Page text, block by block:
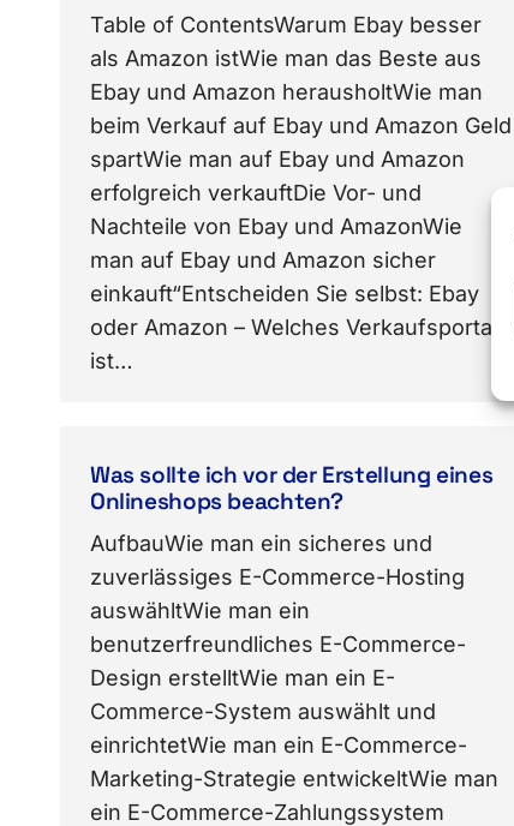
Table of ContentsWarum Ebay besser
als Amazon istWie man das Beste aus
Ebay und Amazon herausholtWie man
beim Verkauf auf Ebay und Amazon Geld
spartWie man auf Ebay und Amazon
erfolgreich verkauftDie Vor- und
Nachteile von Ebay und AmazonWie
man auf Ebay und Amazon sicher
einkauft“Entscheiden Sie selbst: Ebay
oder Amazon – Welches Verkaufsportal
ist…
Was sollte ich vor der Erstellung eines
Onlineshops beachten?
AufbauWie man ein sicheres und
zuverlässiges E-Commerce-Hosting
auswähltWie man ein
benutzerfreundliches E-Commerce-
Design erstelltWie man ein E-
Commerce-System auswählt und
einrichtetWie man ein E-Commerce-
Marketing-Strategie entwickeltWie man
ein E-Commerce-Zahlungssystem